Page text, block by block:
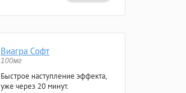
Виагра Софт
100мг
Быстрое наступление эффекта,
уже через 20 минут.